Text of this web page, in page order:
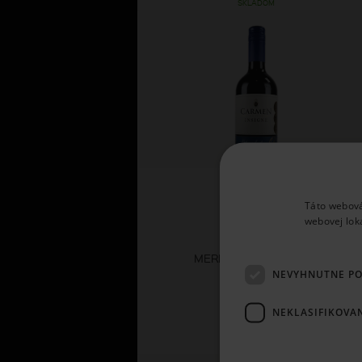
SKLADOM
MERLOT INSIGNE 2024
46 €
Táto
webovej
NEVYHNUTNE